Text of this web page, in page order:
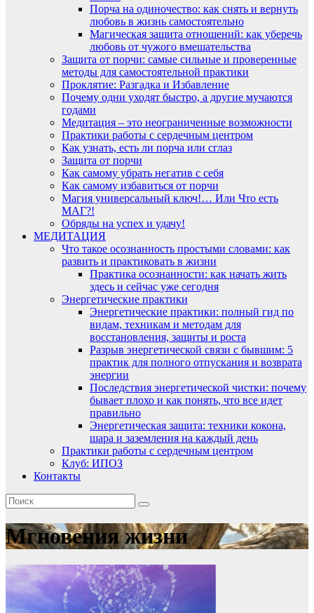
Порча на одиночество: как снять и вернуть
любовь в жизнь самостоятельно
Магическая защита отношений: как уберечь
любовь от чужого вмешательства
Защита от порчи: самые сильные и проверенные
методы для самостоятельной практики
Проклятие: Разгадка и Избавление
Почему одни уходят быстро, а другие мучаются
годами
Медитация – это неограниченные возможности
Практики работы с сердечным центром
Как узнать, есть ли порча или сглаз
Защита от порчи
Как самому убрать негатив с себя
Как самому избавиться от порчи
Магия универсальный ключ!… Или Что есть
МАГ?!
Обряды на успех и удачу!
МЕДИТАЦИЯ
Что такое осознанность простыми словами: как
развить и практиковать в жизни
Практика осознанности: как начать жить
здесь и сейчас уже сегодня
Энергетические практики
Энергетические практики: полный гид по
видам, техникам и методам для
восстановления, защиты и роста
Разрыв энергетической связи с бывшим: 5
практик для полного отпускания и возврата
энергии
Последствия энергетической чистки: почему
бывает плохо и как понять, что все идет
правильно
Энергетическая защита: техники кокона,
шара и заземления на каждый день
Практики работы с сердечным центром
Клуб: ИПОЗ
Контакты
Мгновения жизни